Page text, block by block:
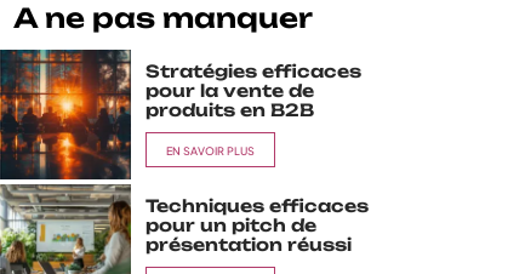
A ne pas manquer
Stratégies efficaces
pour la vente de
produits en B2B
EN SAVOIR PLUS
Techniques efficaces
pour un pitch de
présentation réussi